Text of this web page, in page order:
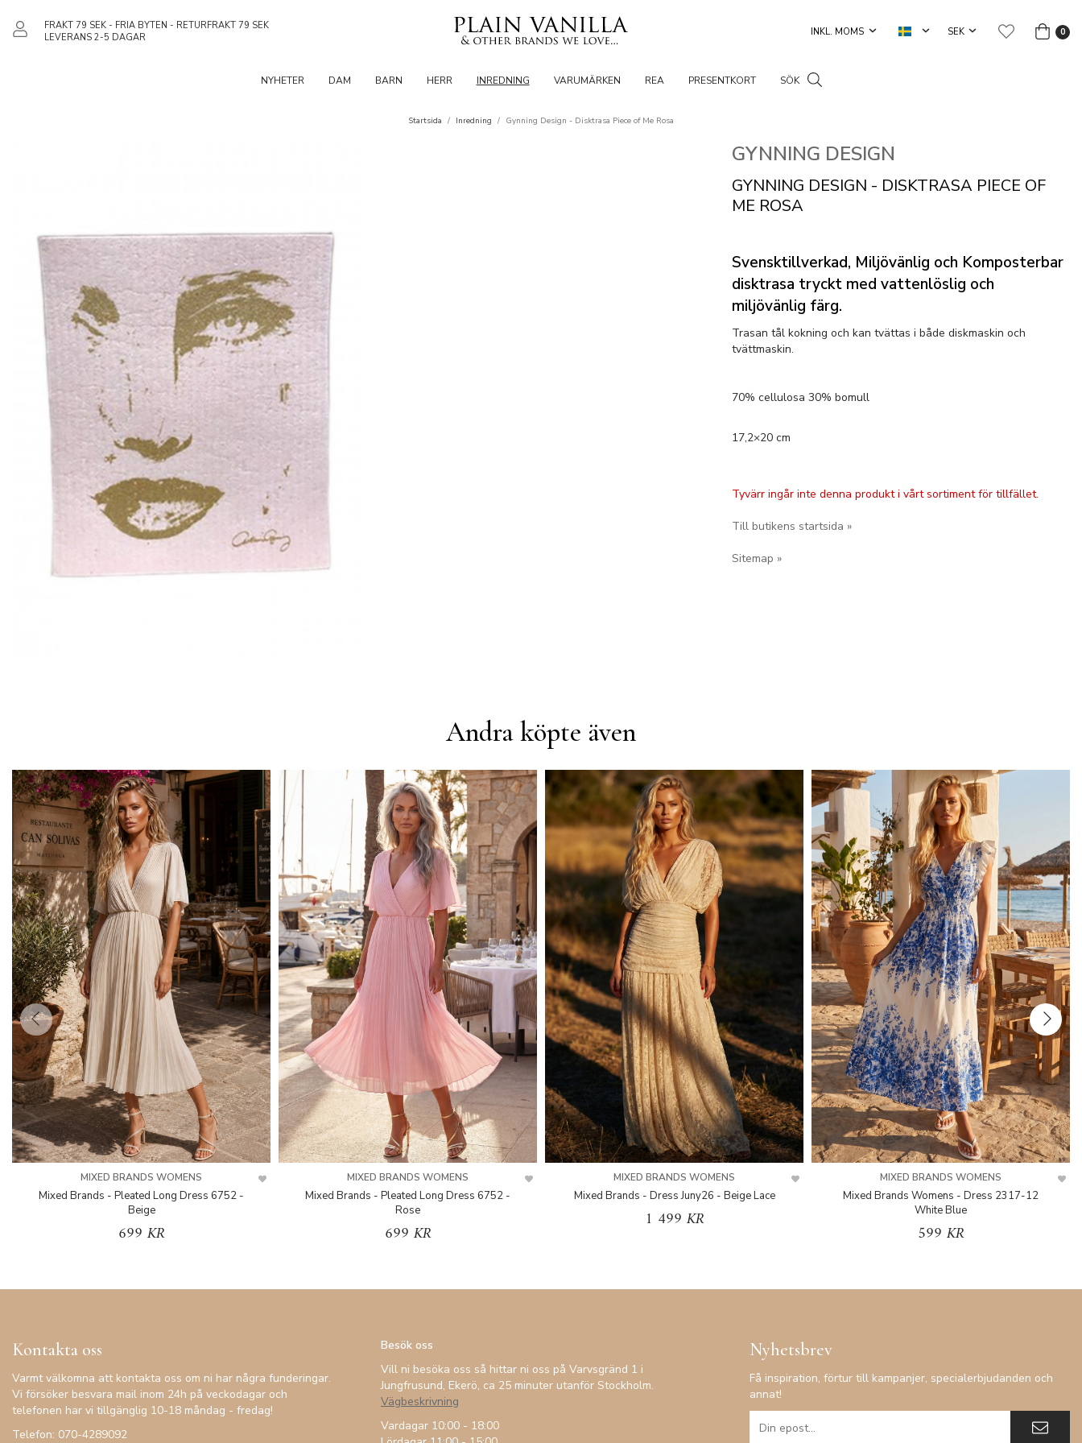
FRAKT 79 SEK - FRIA BYTEN - RETURFRAKT 79 SEK
LEVERANS 2-5 DAGAR
0
NYHETER DAM BARN HERR INREDNING VARUMÄRKEN REA PRESENTKORT SÖK
Startsida / Inredning / Gynning Design - Disktrasa Piece of Me Rosa
GYNNING DESIGN
GYNNING DESIGN - DISKTRASA PIECE OF
ME ROSA
Svensktillverkad, Miljövänlig och Komposterbar
disktrasa tryckt med vattenlöslig och
miljövänlig färg.
Trasan tål kokning och kan tvättas i både diskmaskin och
tvättmaskin.
70% cellulosa 30% bomull
17,2×20 cm
Tyvärr ingår inte denna produkt i vårt sortiment för tillfället.
Till butikens startsida »
Sitemap »
Andra köpte även
MIXED BRANDS WOMENS
Mixed Brands - Pleated Long Dress 6752 -
Beige
699 KR
MIXED BRANDS WOMENS
Mixed Brands - Pleated Long Dress 6752 -
Rose
699 KR
MIXED BRANDS WOMENS
Mixed Brands - Dress Juny26 - Beige Lace
1 499 KR
MIXED BRANDS WOMENS
Mixed Brands Womens - Dress 2317-12
White Blue
599 KR
Kontakta oss
Varmt välkomna att kontakta oss om ni har några funderingar.
Vi försöker besvara mail inom 24h på veckodagar och
telefonen har vi tillgänglig 10-18 måndag - fredag!
Telefon: 070-4289092
Besök oss
Vill ni besöka oss så hittar ni oss på Varvsgränd 1 i
Jungfrusund, Ekerö, ca 25 minuter utanför Stockholm.
Vägbeskrivning
Vardagar 10:00 - 18:00
Nyhetsbrev
Få inspiration, förtur till kampanjer, specialerbjudanden och
annat!